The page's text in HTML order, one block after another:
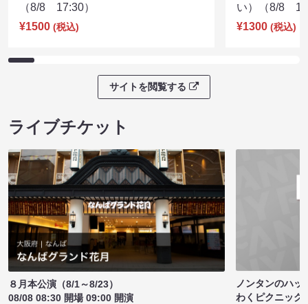
（8/8 17:30）
¥1500 (税込)
い）（8/8
¥1300 (税込)
サイトを閲覧する
ライブチケット
８月本公演（8/1～8/23）
08/08 08:30 開場 09:00 開演
ノンタンのハッ
わくピクニック